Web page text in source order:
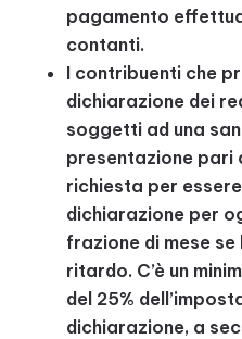
pagamento
contanti.
I contribuenti che
dichiarazione dei
soggetti ad una
presentazione pari
richiesta per
dichiarazione per
frazione di mese
ritardo. C’è un
del 25%
dichiarazione, a